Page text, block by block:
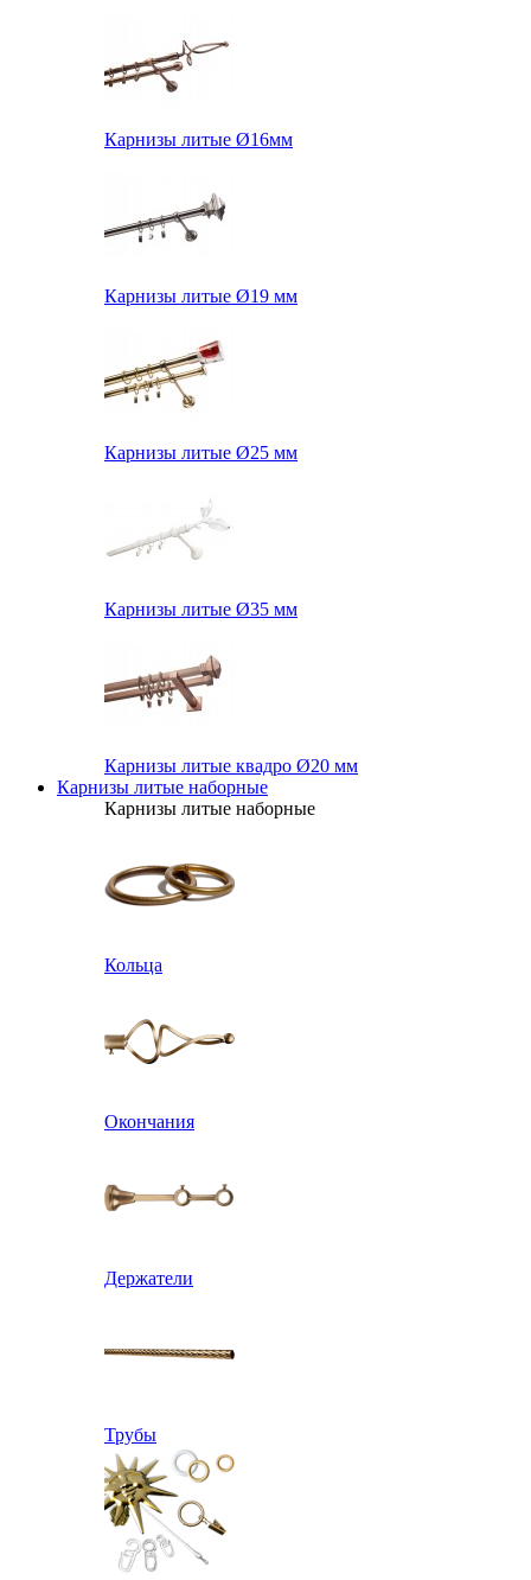
Карнизы литые Ø16мм
Карнизы литые Ø19 мм
Карнизы литые Ø25 мм
Карнизы литые Ø35 мм
Карнизы литые квадро Ø20 мм
Карнизы литые наборные
Карнизы литые наборные
Кольца
Окончания
Держатели
Трубы